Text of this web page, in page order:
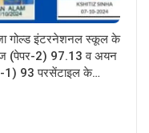
गोल्ड इंटरनेशनल स्कूल के
(पेपर-2) 97.13 व अयन
1) 93 परसेंटाइल के…